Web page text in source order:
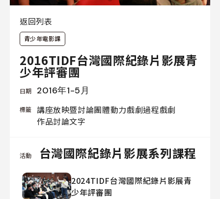
返回列表
青少年電影課
2016TIDF台灣國際紀錄片影展青
少年評審團
日期 2016年1-5月
標籤 講座放映暨討論團體動力戲劇過程戲劇
作品討論文字
活動 台灣國際紀錄片影展系列課程
2024TIDF台灣國際紀錄片影展青
少年評審團